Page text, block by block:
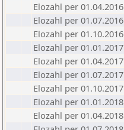
Elozahl per 01.04.2016
Elozahl per 01.07.2016
Elozahl per 01.10.2016
Elozahl per 01.01.2017
Elozahl per 01.04.2017
Elozahl per 01.07.2017
Elozahl per 01.10.2017
Elozahl per 01.01.2018
Elozahl per 01.04.2018